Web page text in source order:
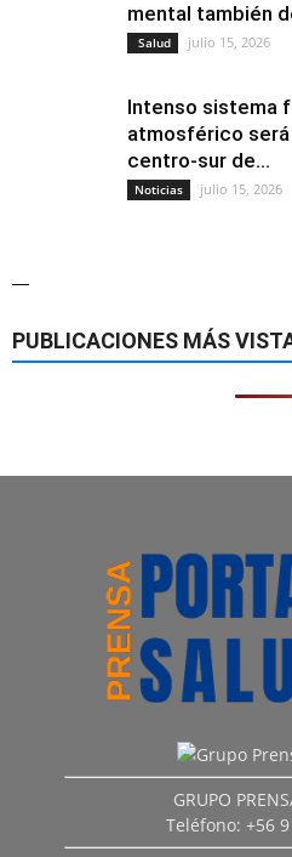
mental también
Salud julio 15, 2026
Intenso sistema
atmosférico
centro-sur de...
Noticias julio 15, 2026
—
PUBLICACIONES MÁS
GRUPO
Teléfono: +56